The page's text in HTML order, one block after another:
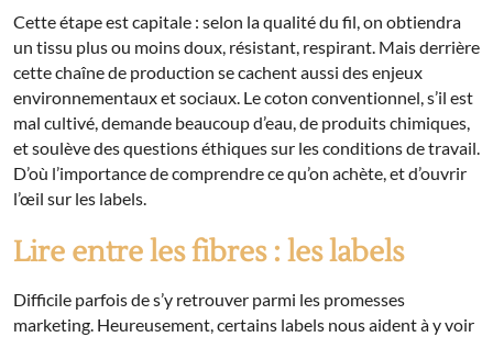
Cette étape est capitale : selon la qualité du fil, on obtiendra
un tissu plus ou moins doux, résistant, respirant. Mais derrière
cette chaîne de production se cachent aussi des enjeux
environnementaux et sociaux. Le coton conventionnel, s’il est
mal cultivé, demande beaucoup d’eau, de produits chimiques,
et soulève des questions éthiques sur les conditions de travail.
D’où l’importance de comprendre ce qu’on achète, et d’ouvrir
l’œil sur les labels.
Lire entre les fibres : les labels
Difficile parfois de s’y retrouver parmi les promesses
marketing. Heureusement, certains labels nous aident à y voir